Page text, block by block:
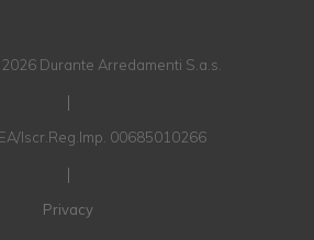
Durante Arredamenti S.a.s.
|
Iscr.Reg.Imp. 00685010266
|
Privacy